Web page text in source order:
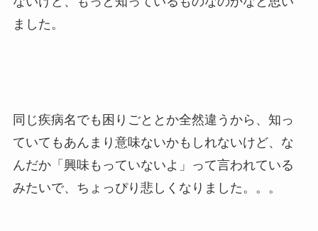
ました。
同じ疾病名でも困りごととか全然違うから、知っ
ていてもあんまり意味ないかもしれないけど、な
んだか「興味もっていないよ」って言われている
みたいで、ちょっぴり悲しくなりました。。。